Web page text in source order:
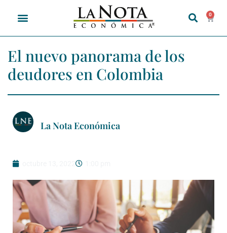
0
El nuevo panorama de los
deudores en Colombia
La Nota Económica